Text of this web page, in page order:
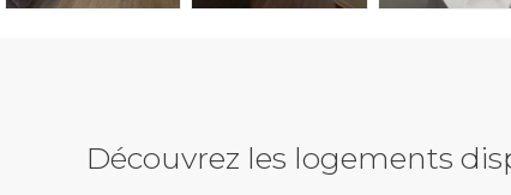
Découvrez les logements